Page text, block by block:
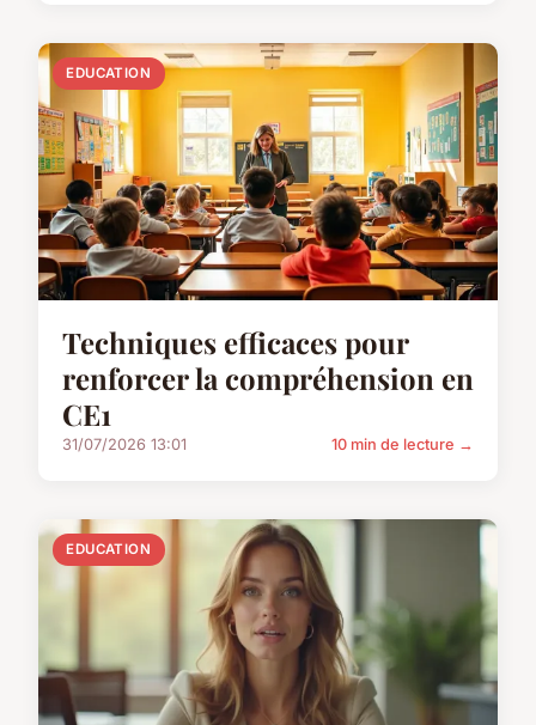
EDUCATION
Techniques efficaces pour
renforcer la compréhension en
CE1
31/07/2026 13:01 10 min de lecture →
EDUCATION